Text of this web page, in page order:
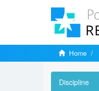
Home
Discipline